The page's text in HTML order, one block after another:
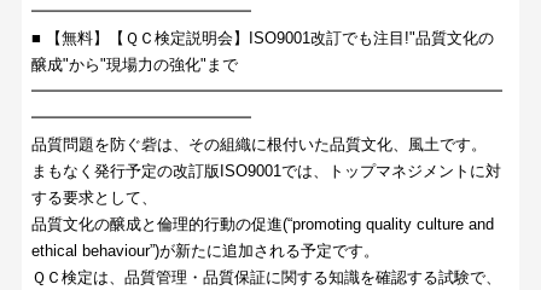
━━━━━━━━━━━━━━
■ 【無料】【ＱＣ検定説明会】ISO9001改訂でも注目!"品質文化の
醸成"から"現場力の強化"まで
━━━━━━━━━━━━━━━━━━━━━━━━━━━━━━
━━━━━━━━━━━━━━
品質問題を防ぐ砦は、その組織に根付いた品質文化、風土です。
まもなく発行予定の改訂版ISO9001では、トップマネジメントに対
する要求として、
品質文化の醸成と倫理的行動の促進(“promoting quality culture and
ethical behaviour”)が新たに追加される予定です。
ＱＣ検定は、品質管理・品質保証に関する知識を確認する試験で、